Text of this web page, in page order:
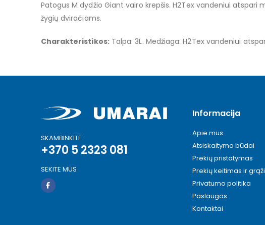
images
gallery
Patogus M dydžio Giant vairo krepšis. H2Tex vandeniui
žygių dviračiams.
Charakteristikos:Talpa: 3L. Medžiaga: H2Tex vandeniui
SKAMBINKITE
+370 5 2323 081
SEKITE MUS
Informacija
Apie mus
Atsiskaitymo būdai
Prekių pristatymas
Prekių keitimas ir
Privatumo politika
Paslaugos
Kontaktai